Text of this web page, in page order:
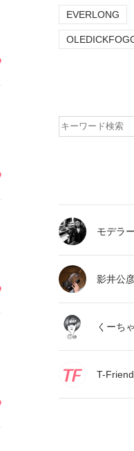
EVERLONG
モデラ
影井公
くーち
T-